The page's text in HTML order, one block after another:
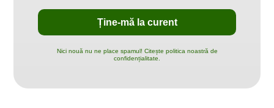
Nici nouă nu ne place spamul! Citește politica noastră de
confidențialitate.